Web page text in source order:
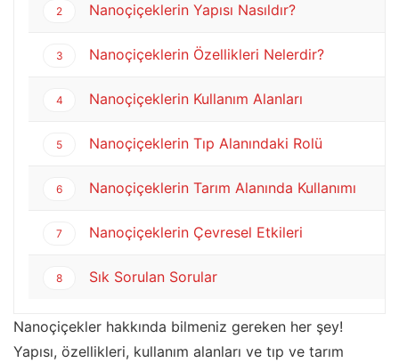
2 Nanoçiçeklerin Yapısı Nasıldır?
3 Nanoçiçeklerin Özellikleri Nelerdir?
4 Nanoçiçeklerin Kullanım Alanları
5 Nanoçiçeklerin Tıp Alanındaki Rolü
6 Nanoçiçeklerin Tarım Alanında Kullanımı
7 Nanoçiçeklerin Çevresel Etkileri
8 Sık Sorulan Sorular
Nanoçiçekler hakkında bilmeniz gereken her şey!
Yapısı, özellikleri, kullanım alanları ve tıp ve tarım